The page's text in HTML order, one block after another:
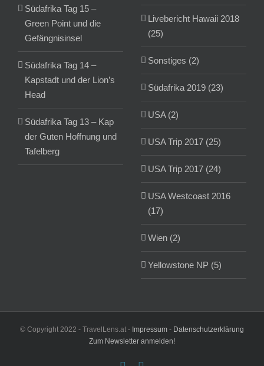
Südafrika Tag 15 –
Green Point und die
Gefängnisinsel
Südafrika Tag 14 –
Kapstadt und der Lion’s
Head
Südafrika Tag 13 – Kap
der Guten Hoffnung und
Tafelberg
Livebericht Hawaii 2018
(25)
Sonstiges (2)
Südafrika 2019 (23)
USA (2)
USA Trip 2017 (25)
USA Trip 2017 (24)
USA Westcoast 2016
(17)
Wien (2)
Yellowstone NP (5)
© Copyright 2022 - TravelLens.at - Impressum - Datenschutzerklärung
Zum Newsletter anmelden!